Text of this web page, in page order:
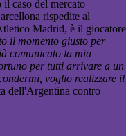
il caso del mercato
rispedite al
Madrid, è il giocatore
il momento giusto per
comunicato la mia
per tutti arrivare a un
voglio realizzare il
dell'Argentina contro